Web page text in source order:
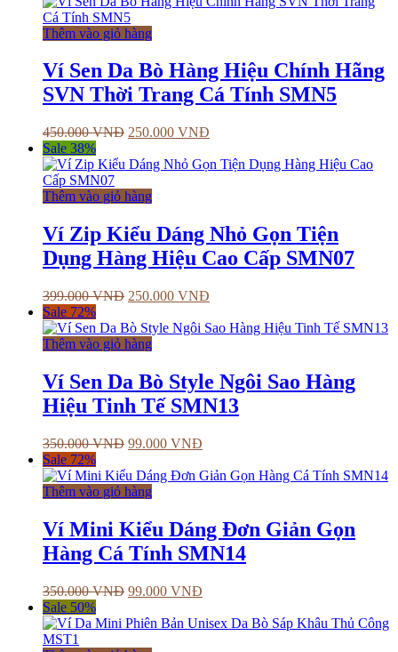
Thêm vào giỏ hàng
Ví Sen Da Bò Hàng Hiệu Chính Hãng
SVN Thời Trang Cá Tính SMN5
450.000VNĐ 250.000 VNĐ
Sale 38%
Thêm vào giỏ hàng
Ví Zip Kiểu Dáng Nhỏ Gọn Tiện
Dụng Hàng Hiệu Cao Cấp SMN07
399.000VNĐ 250.000 VNĐ
Sale 72%
Thêm vào giỏ hàng
Ví Sen Da Bò Style Ngôi Sao Hàng
Hiệu Tinh Tế SMN13
350.000VNĐ 99.000 VNĐ
Sale 72%
Thêm vào giỏ hàng
Ví Mini Kiểu Dáng Đơn Giản Gọn
Hàng Cá Tính SMN14
350.000VNĐ 99.000 VNĐ
Sale 50%